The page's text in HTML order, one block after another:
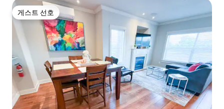
게스트 선호
게스트 선호